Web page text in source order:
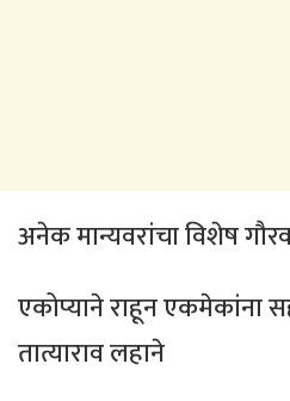
अनेक मान्यवरांचा विशेष
एकोप्याने राहून एकमेकांना
तात्याराव लहाने